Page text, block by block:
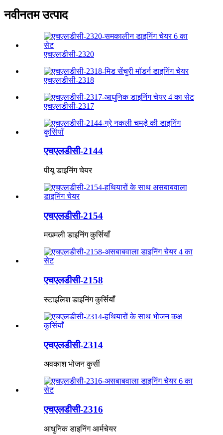
नवीनतम उत्पाद
एचएलडीसी-2320
एचएलडीसी-2318
एचएलडीसी-2317
एचएलडीसी-2144
पीयू डाइनिंग चेयर
एचएलडीसी-2154
मखमली डाइनिंग कुर्सियाँ
एचएलडीसी-2158
स्टाइलिश डाइनिंग कुर्सियाँ
एचएलडीसी-2314
अवकाश भोजन कुर्सी
एचएलडीसी-2316
आधुनिक डाइनिंग आर्मचेयर